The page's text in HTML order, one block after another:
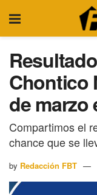
Chontico
de marzo
Compartimos el
chance que se
by Redacción FBT